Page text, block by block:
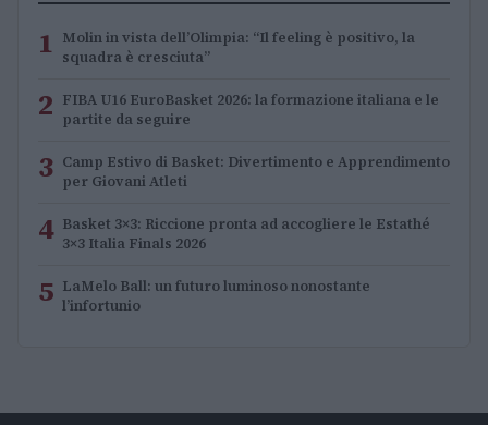
1 Molin in vista dell’Olimpia: “Il feeling è positivo, la
squadra è cresciuta”
2 FIBA U16 EuroBasket 2026: la formazione italiana e le
partite da seguire
3 Camp Estivo di Basket: Divertimento e Apprendimento
per Giovani Atleti
4 Basket 3×3: Riccione pronta ad accogliere le Estathé
3×3 Italia Finals 2026
5 LaMelo Ball: un futuro luminoso nonostante
l’infortunio